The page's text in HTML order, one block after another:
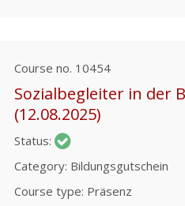
Course no. 10454
Sozialbegleiter in der
(12.08.2025)
Status
Category Bildungsgutschein
Course type Präsenz